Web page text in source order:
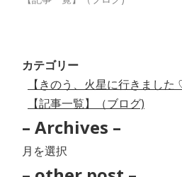
カテゴリー
【きのう、火星に行きまし
【記事一覧】（ブログ)
– Archives –
–
Archives